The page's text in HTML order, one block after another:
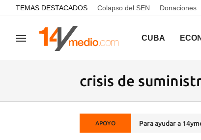
common.go-to-content
TEMAS DESTACADOS Colapso del SEN Donaciones
Navegación CUBA
crisis de
APOYO Para ayudar a